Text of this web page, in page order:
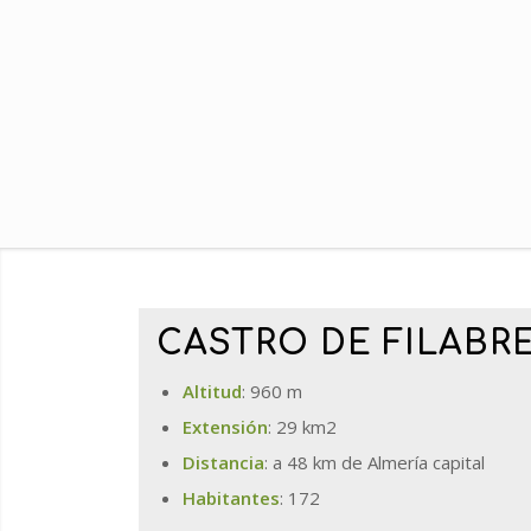
CASTRO DE
Altitud: 960 m
Extensión: 29 km2
Distancia: a 48 km de Almería capital
Habitantes: 172